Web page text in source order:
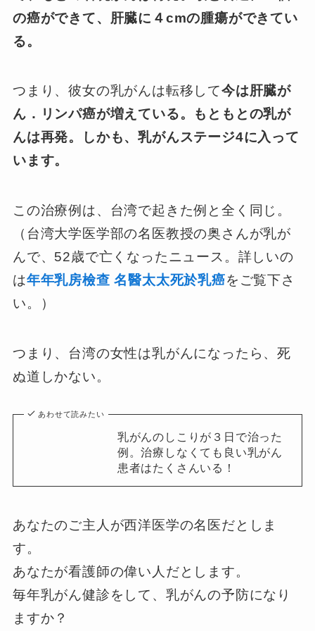
の癌ができて、肝臓に４cmの腫瘍ができてい
る。
つまり、彼女の乳がんは転移して今は肝臓が
ん．リンパ癌が増えている。もともとの乳が
んは再発。しかも、乳がんステージ4に入って
います。
この治療例は、台湾で起きた例と全く同じ。
（台湾大学医学部の名医教授の奥さんが乳が
んで、52歳で亡くなったニュース。詳しいの
は年年乳房檢查 名醫太太死於乳癌をご覧下さ
い。）
つまり、台湾の女性は乳がんになったら、死
ぬ道しかない。
あわせて読みたい
乳がんのしこりが３日で治った
例。治療しなくても良い乳がん
患者はたくさんいる！
あなたのご主人が西洋医学の名医だとしま
す。
あなたが看護師の偉い人だとします。
毎年乳がん健診をして、乳がんの予防になり
ますか？